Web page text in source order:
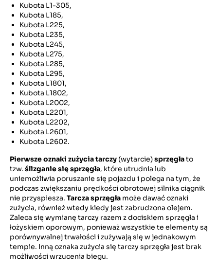
Kubota L1-305,
Kubota L185,
Kubota L225,
Kubota L235,
Kubota L245,
Kubota L275,
Kubota L285,
Kubota L295,
Kubota L1801,
Kubota L1802,
Kubota L2002,
Kubota L2201,
Kubota L2202,
Kubota L2601,
Kubota L2602.
Pierwsze oznaki zużycia tarczy (wytarcie)sprzęgłato
tzw. ślizganie się sprzęgła, które utrudnia lub
uniemożliwia poruszanie się pojazdu i polega na tym, że
podczas zwiększaniu prędkości obrotowej silnika ciągnik
nie przyspiesza. Tarcza sprzęgła może dawać oznaki
zużycia, również wtedy kiedy jest zabrudzona olejem.
Zaleca się wymianę tarczy razem z dociskiem sprzęgła i
łożyskiem oporowym, ponieważ wszystkie te elementy są
porównywalnej trwałości i zużywają się w jednakowym
tempie. Inną oznaka zużycia się tarczy sprzęgła jest brak
możliwości wrzucenia biegu.